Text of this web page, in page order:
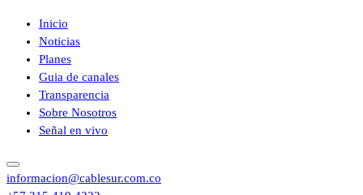
Inicio
Noticias
Planes
Guia de canales
Transparencia
Sobre Nosotros
Señal en vivo
informacion@cablesur.com.co